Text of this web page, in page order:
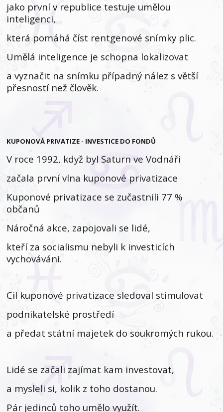
jako první v republice testuje umělou
inteligenci,
která pomáhá číst rentgenové snímky plic.
Umělá inteligence je schopna lokalizovat
a vyznačit na snímku případný nález s větší
přesností než člověk.
KUPONOVÁ PRIVATIZE - INVESTICE DO FONDŮ
V roce 1992, když byl Saturn ve Vodnáři
začala první vlna kuponové privatizace
Kuponové privatizace se zučastnili 77 %
občanů
Náročná akce, zapojovali se lidé,
kteří za socialismu nebyli k investicích
vychováváni.
Cil kuponové privatizace sledoval stimulovat
podnikatelské prostředí
a předat státní majetek do soukromých rukou.
Lidé se začali zajímat kam investovat,
a mysleli si, kolik z toho dostanou.
Pár jedinců toho umělo využít.